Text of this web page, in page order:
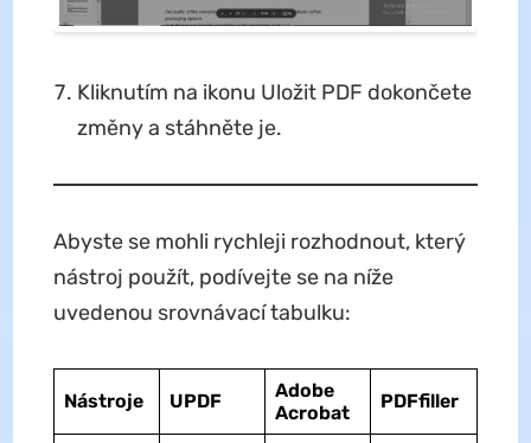
Kliknutím na ikonu Uložit PDF dokončete
změny a stáhněte je.
Abyste se mohli rychleji rozhodnout, který
nástroj použít, podívejte se na níže
uvedenou srovnávací tabulku:
Nástroje UPDF
Adobe
Acrobat
PDFfiller